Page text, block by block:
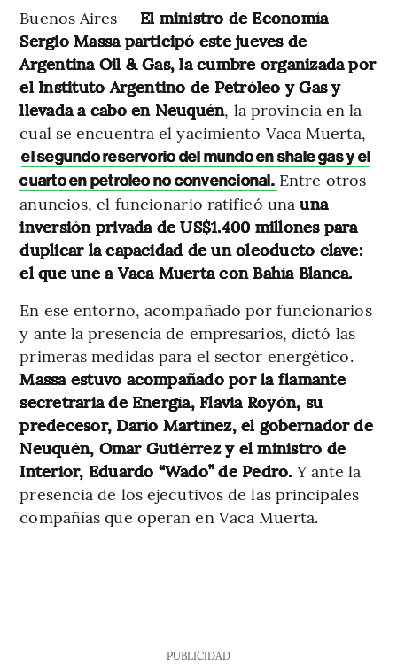
Buenos Aires — El ministro de Economía
Sergio Massa participó este jueves de
Argentina Oil & Gas, la cumbre organizada por
el Instituto Argentino de Petróleo y Gas y
llevada a cabo en Neuquén, la provincia en la
cual se encuentra el yacimiento Vaca Muerta,
el segundo reservorio del mundo en shale gas y el
cuarto en petroleo no convencional. Entre otros
anuncios, el funcionario ratificó una una
inversión privada de US$1.400 millones para
duplicar la capacidad de un oleoducto clave:
el que une a Vaca Muerta con Bahía Blanca.
En ese entorno, acompañado por funcionarios
y ante la presencia de empresarios, dictó las
primeras medidas para el sector energético.
Massa estuvo acompañado por la flamante
secretraria de Energía, Flavia Royón, su
predecesor, Darío Martínez, el gobernador de
Neuquén, Omar Gutiérrez y el ministro de
Interior, Eduardo “Wado” de Pedro. Y ante la
presencia de los ejecutivos de las principales
compañías que operan en Vaca Muerta.
PUBLICIDAD